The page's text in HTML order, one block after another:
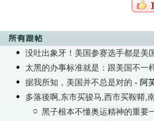
没吐出象牙！美国参赛选手都是美
太黑的办事标准就是：跟美国不一
据我所知，美国并不总是对的 - 阿
多落後啊,东市买骏马,西市买鞍鞯,
黑子根本不懂奥运精神的重要